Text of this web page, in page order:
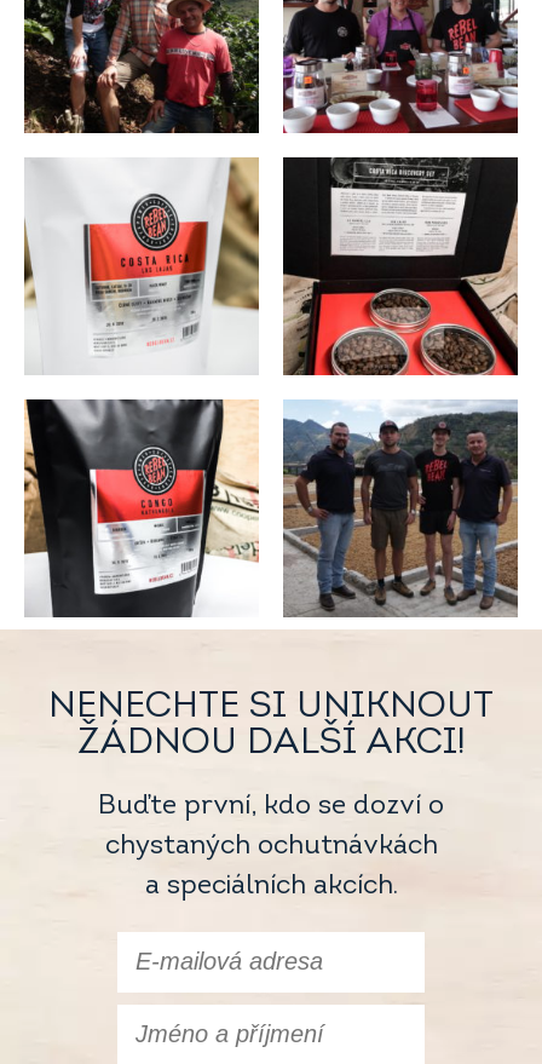
NENECHTE SI UNIKNOUT
ŽÁDNOU DALŠÍ AKCI!
Buďte první, kdo se dozví o
chystaných ochutnávkách
a speciálních akcích.